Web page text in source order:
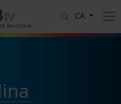
Barcelona
CA